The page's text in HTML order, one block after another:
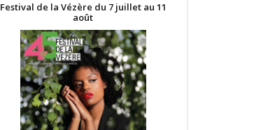
Festival de la Vézère du 7 juillet au 11
août